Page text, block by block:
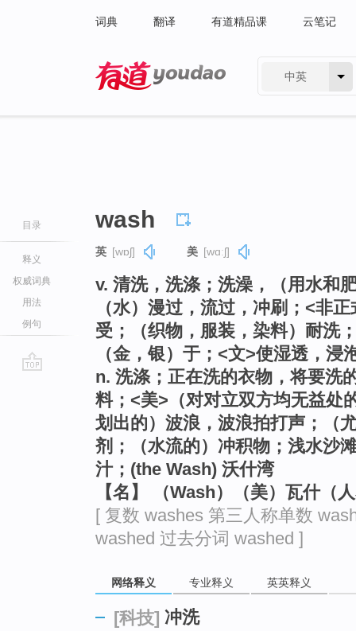
词典 翻译 有道精品课 云笔记
中英
目录
释义
权威词典
用法
例句
wash
英 [wɒʃ] 美 [wɑːʃ]
v. 清洗，洗涤；洗澡，（用水和
（水）漫过，流过，冲刷；<非
受；（织物，服装，染料）耐洗
（金，银）于；<文>使湿透，浸
n. 洗涤；正在洗的衣物，将要洗
料；<美>（对对立双方均无益处
划出的）波浪，波浪拍打声；（
剂；（水流的）冲积物；浅水沙
汁；(the Wash) 沃什湾
【名】 （Wash）（美）瓦什（
[ 复数 washes 第三人称单数
washed 过去分词 washed ]
网络释义 专业释义 英英释义
[科技] 冲洗